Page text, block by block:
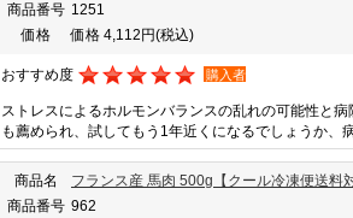
商品番号 1251
価格
価格 4,112円(税込)
おすすめ度 購入者
ストレスによるホルモンバランスの乱れの可能性と
も薦められ、試してもう1年近くになるでしょうか、
商品名
フランス産 馬肉 500g【クール冷凍便送料
商品番号 962